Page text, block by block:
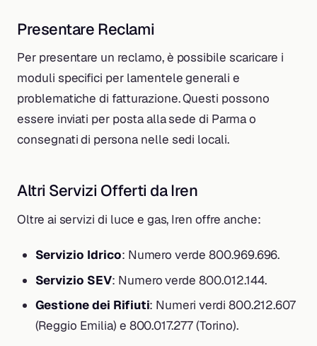
Presentare Reclami
Per presentare un reclamo, è possibile scaricare i
moduli specifici per lamentele generali e
problematiche di fatturazione. Questi possono
essere inviati per posta alla sede di Parma o
consegnati di persona nelle sedi locali.
Altri Servizi Offerti da Iren
Oltre ai servizi di luce e gas, Iren offre anche:
Servizio Idrico: Numero verde 800.969.696.
Servizio SEV: Numero verde 800.012.144.
Gestione dei Rifiuti: Numeri verdi 800.212.607
(Reggio Emilia) e 800.017.277 (Torino).